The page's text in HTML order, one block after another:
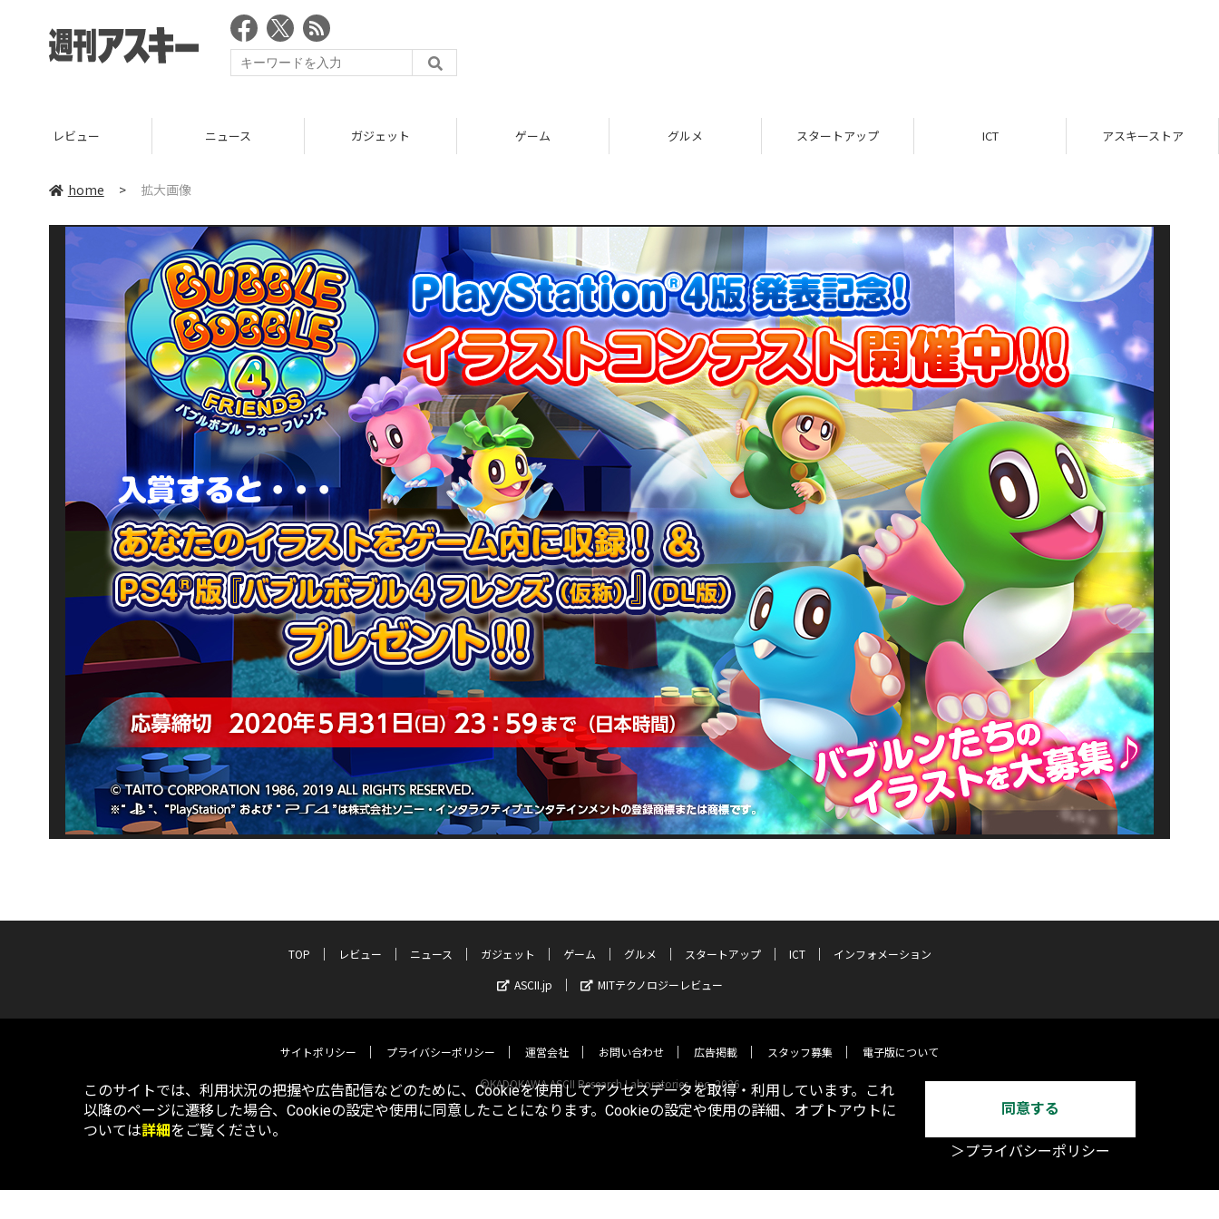
レビュー ニュース ガジェット ゲーム グルメ スタートアップ ICT アスキーストア
home > 拡大画像
TOP レビュー ニュース ガジェット ゲーム グルメ スタートアップ ICT
インフォメーション
ASCII.jp
MITテクノロジーレビュー
サイトポリシー プライバシーポリシー 運営会社 お問い合わせ 広告掲載 スタッフ募集 電子版について
©KADOKAWA ASCII Research Laboratories, Inc. 2026
このサイトでは、利用状況の把握や広告配信などのために、Cookieを使用してアクセスデータを取得・利用しています。これ
以降のページに遷移した場合、Cookieの設定や使用に同意したことになります。Cookieの設定や使用の詳細、オプトアウトに
ついては詳細をご覧ください。
同意する
＞プライバシーポリシー